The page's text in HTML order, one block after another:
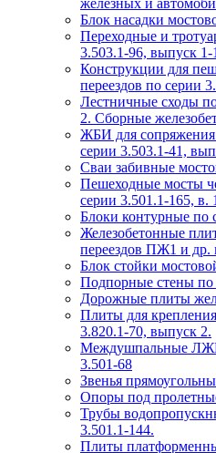
железных и
Блок насадки
Переходные и
3.503.1-96, выпуск 1-
Конструкции для
переездов по серии
Лестничные сходы
2. Сборные
ЖБИ для
серии 3.503.1-41,
Сваи забивные
Пешеходные мосты
серии 3.501.1-165, в.
Блоки контурные по
Железобетонные
переездов ПЖ1 и
Блок стойки
Подпорные стены по
Дорожные плиты
Плиты для
3.820.1-70, выпуск 2.
Междушпальные
3.501-68
Звенья
Опоры под
Трубы
3.501.1-144.
Плиты